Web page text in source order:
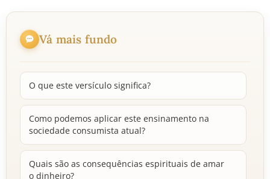
Vá mais fundo
O que este versículo significa?
Como podemos aplicar este ensinamento na
sociedade consumista atual?
Quais são as consequências espirituais de amar
o dinheiro?